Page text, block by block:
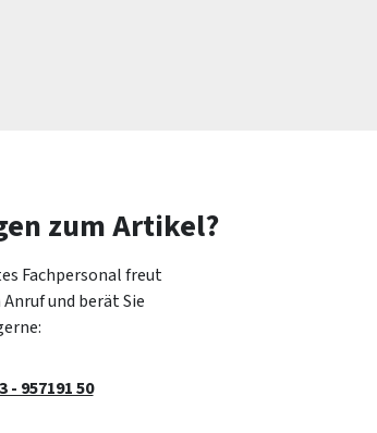
zum Artikel?
Fachpersonal freut
und berät Sie
- 957191 50